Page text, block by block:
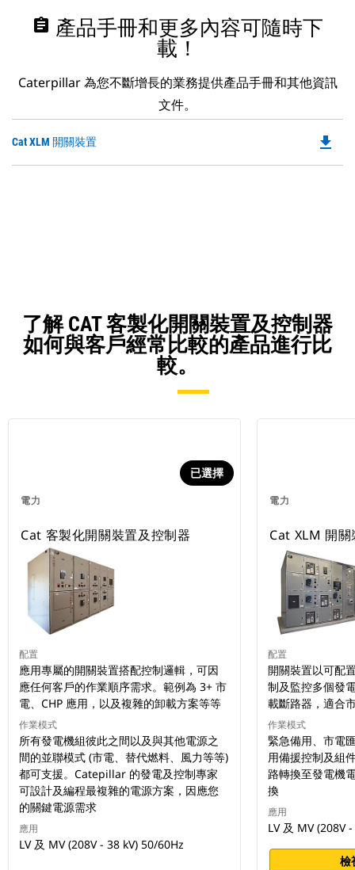
assignment 產品手冊和更多內容可隨時下
載！
Caterpillar 為您不斷增長的業務提供產品手冊和其他資訊
文件。
Cat XLM 開關裝置 file_download
了解 CAT 客製化開關裝置及控制器
如何與客戶經常比較的產品進行比
較。
電力
已選擇
Cat 客製化開關裝置及控制器
配置
應用專屬的開關裝置搭配控制邏輯，可因
應任何客戶的作業順序需求。範例為 3+ 市
電、CHP 應用，以及複雜的卸載方案等等
作業模式
所有發電機組彼此之間以及與其他電源之
間的並聯模式 (市電、替代燃料、風力等等)
都可支援。Catepillar 的發電及控制專家
可設計及編程最複雜的電源方案，因應您
的關鍵電源需求
應用
LV 及 MV (208V - 38 kV) 50/60Hz
電力
Cat XLM 開關
配置
開關裝置以可配
制及監控多個發
載斷路器，適合
作業模式
緊急備用、市電
用備援控制及組
路轉換至發電機
換
應用
LV 及 MV (208V
檢